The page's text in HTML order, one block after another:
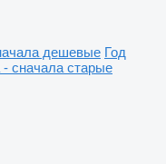
дешевые Год
- сначала старые